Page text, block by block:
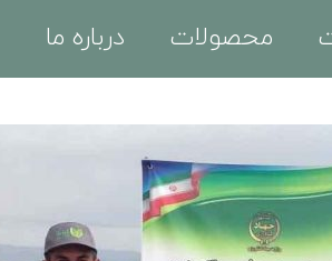
محصولات درباره ما